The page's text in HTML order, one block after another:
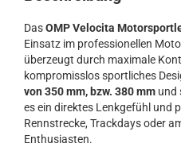
DasOMP Velocita
Einsatz im professionellen
überzeugt durch maximale
kompromisslos sportliches
von 350 mm, bzw. 380 mm und
es ein direktes Lenkgefühl und
Rennstrecke, Trackdays oder
Enthusiasten.